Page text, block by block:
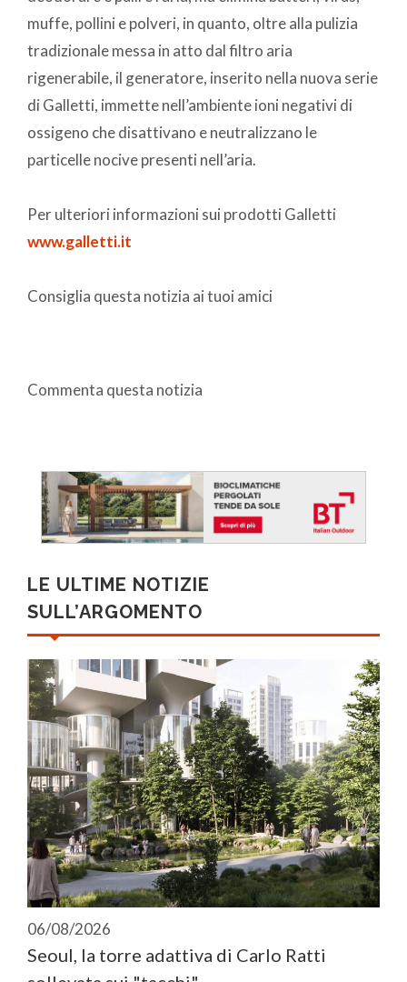
muffe, pollini e polveri, in quanto, oltre alla pulizia
tradizionale messa in atto dal filtro aria
rigenerabile, il generatore, inserito nella nuova serie
di Galletti, immette nell’ambiente ioni negativi di
ossigeno che disattivano e neutralizzano le
particelle nocive presenti nell’aria.
Per ulteriori informazioni sui prodotti Galletti
www.galletti.it
Consiglia questa notizia ai tuoi amici
Commenta questa notizia
LE ULTIME NOTIZIE
SULL’ARGOMENTO
06/08/2026
Seoul, la torre adattiva di Carlo Ratti